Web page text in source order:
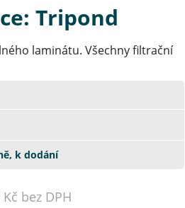
Tripond
laminátu. Všechny filtrační
k dodání
bez DPH